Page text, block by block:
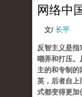
网络中
文/ 长平
反智主义是指
嘲弄和打压
主的和专制的
英，后者自上
式都变得更加